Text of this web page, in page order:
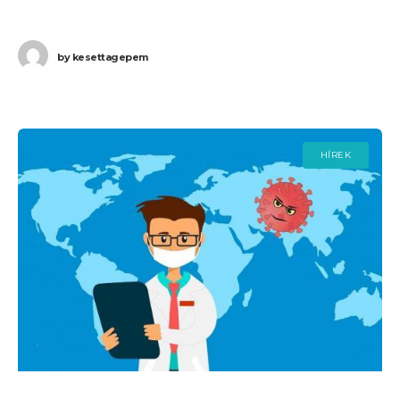
bykesettagepem
HÍREK